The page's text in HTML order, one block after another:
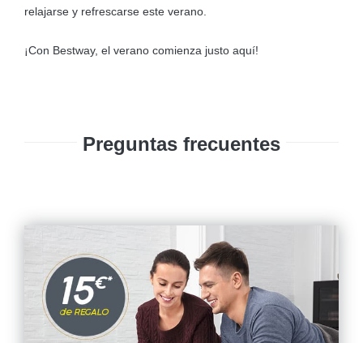
relajarse y refrescarse este verano.
¡Con Bestway, el verano comienza justo aquí!
Preguntas frecuentes